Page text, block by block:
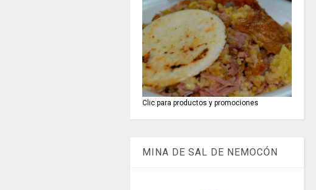
Clic para productos y promociones
MINA DE SAL DE NEMOCÓN